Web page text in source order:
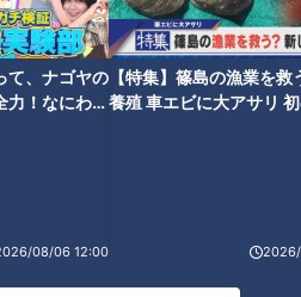
て、ナゴヤの
力！なにわ実
08/06 12:00
【特集】篠島の漁業を救
養殖 車エビに大アサリ
肉野菜大盛りサンドイッチのお